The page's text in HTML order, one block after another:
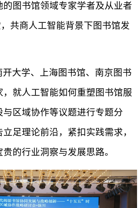
的图书馆领域专家学者及从业者
共商人工智能背景下图书馆发
大学、上海图书馆、南京图书
就人工智能如何重塑图书馆服
与区域协作等议题进行专题分
足理论前沿，紧扣实践需求，
的行业洞察与发展思路。